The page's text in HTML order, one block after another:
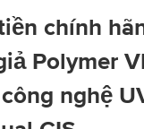
chính
Polymer
nghệ